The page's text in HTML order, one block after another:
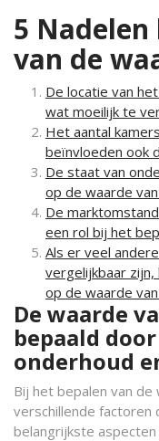
5
van de
De locatie van
wat moeilijk te
Het aantal
beïnvloeden ook
De staat van
op de waarde
De
een rol bij het
Als er veel
vergelijkbaar
op de waarde
De waarde
bepaald
onderhoud
Bij het bepalen van de
verschillende factoren
belangrijkste aspecten